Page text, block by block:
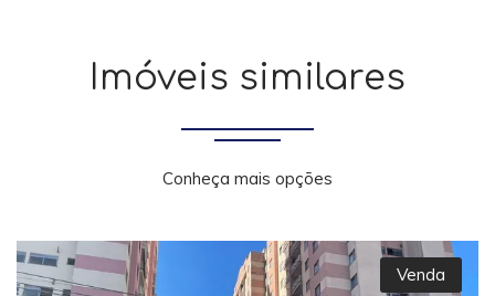
Imóveis similares
Conheça mais opções
Venda